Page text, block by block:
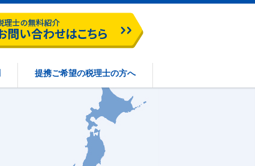
提携ご希望の税理士の方へ